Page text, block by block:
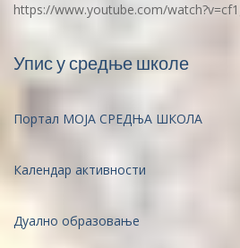
https://www.youtube.com/
Упис у средње школе
Портал МОЈА СРЕДЊА ШКОЛА
Календар активности
Дуално образовање